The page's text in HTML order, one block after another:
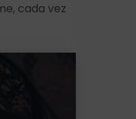
cada vez